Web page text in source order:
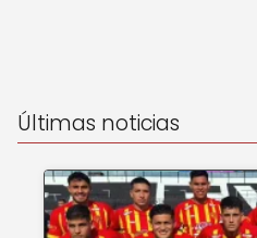
Últimas noticias